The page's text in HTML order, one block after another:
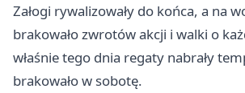
Załogi rywalizowały do końca, a na
brakowało zwrotów akcji i walki o
właśnie tego dnia regaty nabrały
brakowało w sobotę.